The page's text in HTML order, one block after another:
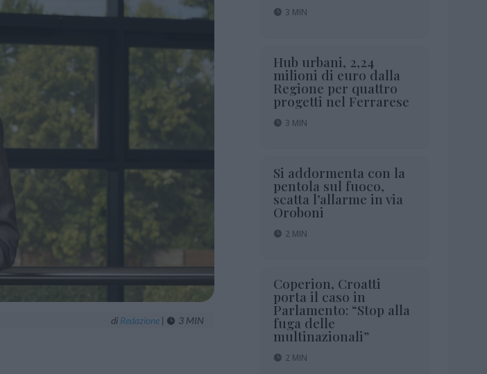
di Redazione|  3 MIN
3 MIN
Hub urbani, 2,24
milioni di euro dalla
Regione per quattro
progetti nel Ferrarese
3 MIN
Si addormenta con la
pentola sul fuoco,
scatta l’allarme in via
Oroboni
2 MIN
Coperion, Croatti
porta il caso in
Parlamento: “Stop alla
fuga delle
multinazionali”
2 MIN